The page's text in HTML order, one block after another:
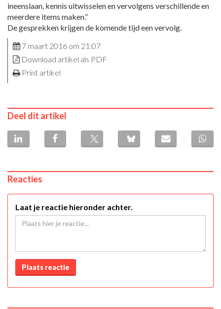
ineenslaan, kennis uitwisselen en vervolgens verschillende en
meerdere items maken.”
De gesprekken krijgen de komende tijd een vervolg.
7 maart 2016 om 21:07
Download artikel als PDF
Print artikel
Deel dit artikel
Reacties
Laat je reactie hieronder achter.
Plaats reactie